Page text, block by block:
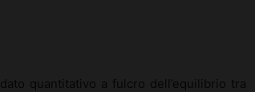
quantitativo a fulcro dell’equilibrio tra